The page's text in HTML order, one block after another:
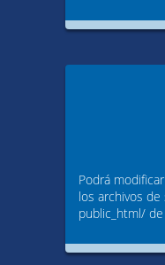
Podrá
los archivos
public_html/